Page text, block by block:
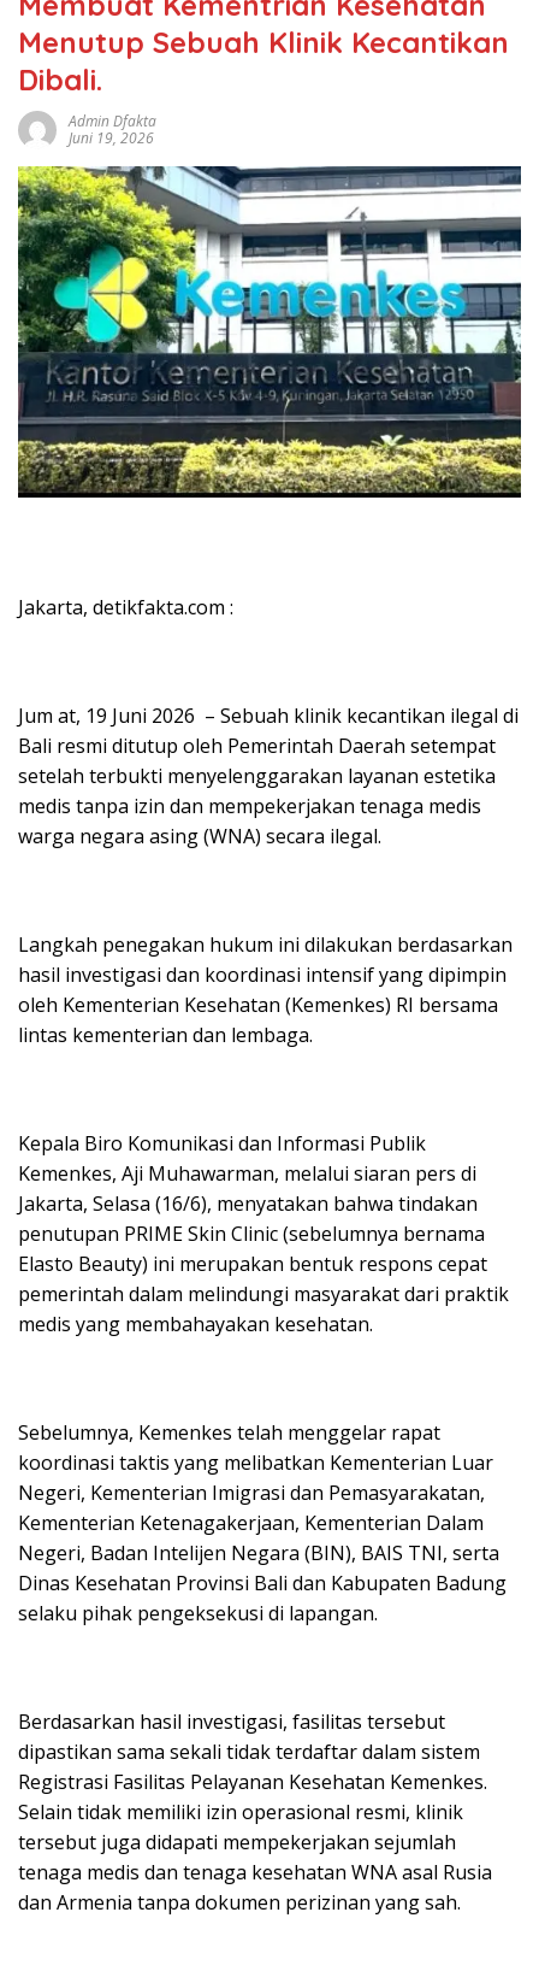
Menutup Sebuah Klinik Kecantikan
Dibali.
Admin Dfakta
Juni 19, 2026
Jakarta, detikfakta.com :
Jum at, 19 Juni 2026 – Sebuah klinik kecantikan ilegal di
Bali resmi ditutup oleh Pemerintah Daerah setempat
setelah terbukti menyelenggarakan layanan estetika
medis tanpa izin dan mempekerjakan tenaga medis
warga negara asing (WNA) secara ilegal.
Langkah penegakan hukum ini dilakukan berdasarkan
hasil investigasi dan koordinasi intensif yang dipimpin
oleh Kementerian Kesehatan (Kemenkes) RI bersama
lintas kementerian dan lembaga.
Kepala Biro Komunikasi dan Informasi Publik
Kemenkes, Aji Muhawarman, melalui siaran pers di
Jakarta, Selasa (16/6), menyatakan bahwa tindakan
penutupan PRIME Skin Clinic (sebelumnya bernama
Elasto Beauty) ini merupakan bentuk respons cepat
pemerintah dalam melindungi masyarakat dari praktik
medis yang membahayakan kesehatan.
Sebelumnya, Kemenkes telah menggelar rapat
koordinasi taktis yang melibatkan Kementerian Luar
Negeri, Kementerian Imigrasi dan Pemasyarakatan,
Kementerian Ketenagakerjaan, Kementerian Dalam
Negeri, Badan Intelijen Negara (BIN), BAIS TNI, serta
Dinas Kesehatan Provinsi Bali dan Kabupaten Badung
selaku pihak pengeksekusi di lapangan.
Berdasarkan hasil investigasi, fasilitas tersebut
dipastikan sama sekali tidak terdaftar dalam sistem
Registrasi Fasilitas Pelayanan Kesehatan Kemenkes.
Selain tidak memiliki izin operasional resmi, klinik
tersebut juga didapati mempekerjakan sejumlah
tenaga medis dan tenaga kesehatan WNA asal Rusia
dan Armenia tanpa dokumen perizinan yang sah.